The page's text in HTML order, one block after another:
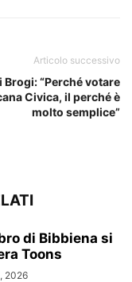
Articolo successivo
Brogi: “Perché votare
Civica, il perché è
molto semplice”
di Bibbiena si
Toons
2026